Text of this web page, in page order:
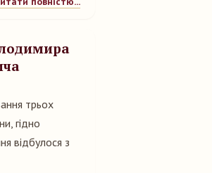
трьох
гідно
відбулося з